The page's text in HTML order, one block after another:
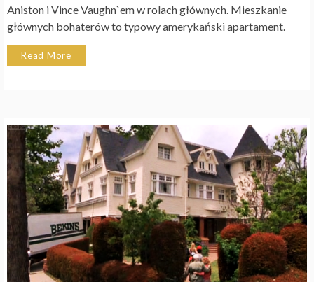
Aniston i Vince Vaughn`em w rolach głównych. Mieszkanie
głównych bohaterów to typowy amerykański apartament.
Read More